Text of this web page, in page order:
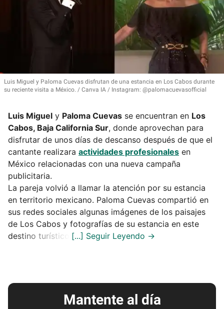
Luis Miguel y Paloma Cuevas disfrutan de una estancia en Los Cabos durante
su reciente visita a México.
Canva IA / Instagram: @palomacuevasofficial
Luis Miguel y Paloma Cuevas se encuentran en Los
Cabos, Baja California Sur, donde aprovechan para
disfrutar de unos días de descanso después de que el
cantante realizara actividades profesionales en
México relacionadas con una nueva campaña
publicitaria.
La pareja volvió a llamar la atención por su estancia
en territorio mexicano. Paloma Cuevas compartió en
sus redes sociales algunas imágenes de los paisajes
de Los Cabos y fotografías de su estancia en este
destino turístico.
Mantente al día